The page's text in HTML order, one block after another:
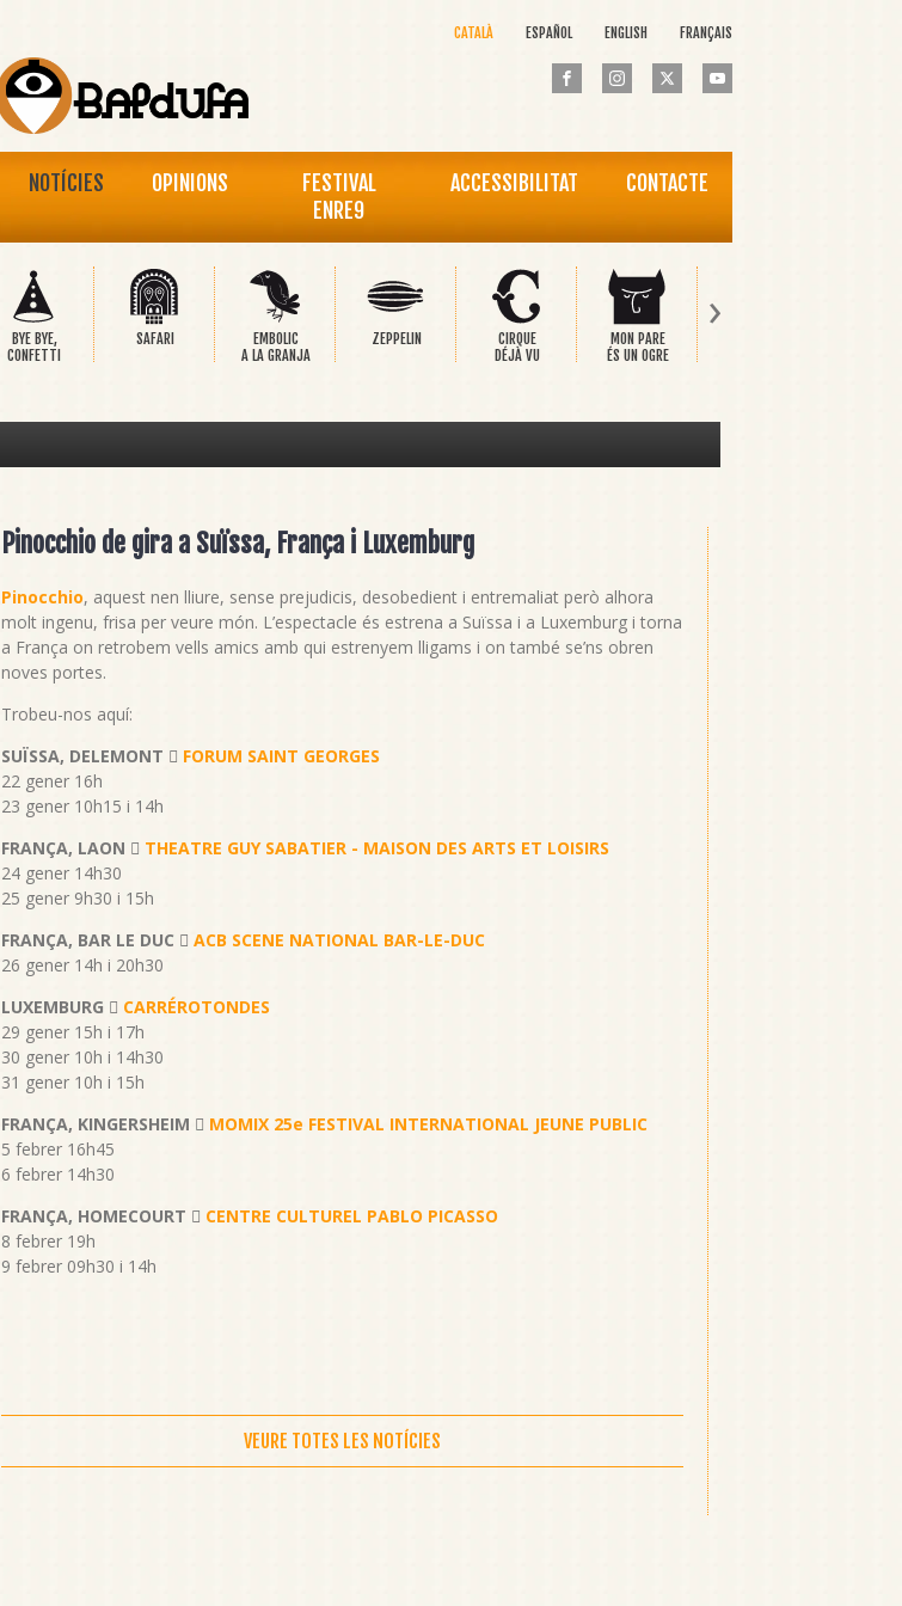
CATALÀ ESPAÑOL ENGLISH FRANÇAIS
NOTÍCIES OPINIONS
FESTIVAL
ENRE9
ACCESSIBILITAT CONTACTE
BYE BYE,
CONFETTI
SAFARI
EMBOLIC
A LA GRANJA
ZEPPELIN
CIRQUE
DÉJÀ VU
MON PARE
ÉS UN OGRE
›
Pinocchio de gira a Suïssa, França i Luxemburg
Pinocchio, aquest nen lliure, sense prejudicis, desobedient i entremaliat però alhora
molt ingenu, frisa per veure món. L’espectacle és estrena a Suïssa i a Luxemburg i torna
a França on retrobem vells amics amb qui estrenyem lligams i on també se’ns obren
noves portes.
Trobeu-nos aquí:
SUÏSSA, DELEMONT  FORUM SAINT GEORGES
22 gener 16h
23 gener 10h15 i 14h
FRANÇA, LAON  THEATRE GUY SABATIER - MAISON DES ARTS ET LOISIRS
24 gener 14h30
25 gener 9h30 i 15h
FRANÇA, BAR LE DUC ACB SCENE NATIONAL BAR-LE-DUC
26 gener 14h i 20h30
LUXEMBURG  CARRÉROTONDES
29 gener 15h i 17h
30 gener 10h i 14h30
31 gener 10h i 15h
FRANÇA, KINGERSHEIM  MOMIX 25e FESTIVAL INTERNATIONAL JEUNE PUBLIC
5 febrer 16h45
6 febrer 14h30
FRANÇA, HOMECOURT  CENTRE CULTUREL PABLO PICASSO
8 febrer 19h
9 febrer 09h30 i 14h
VEURE TOTES LES NOTÍCIES